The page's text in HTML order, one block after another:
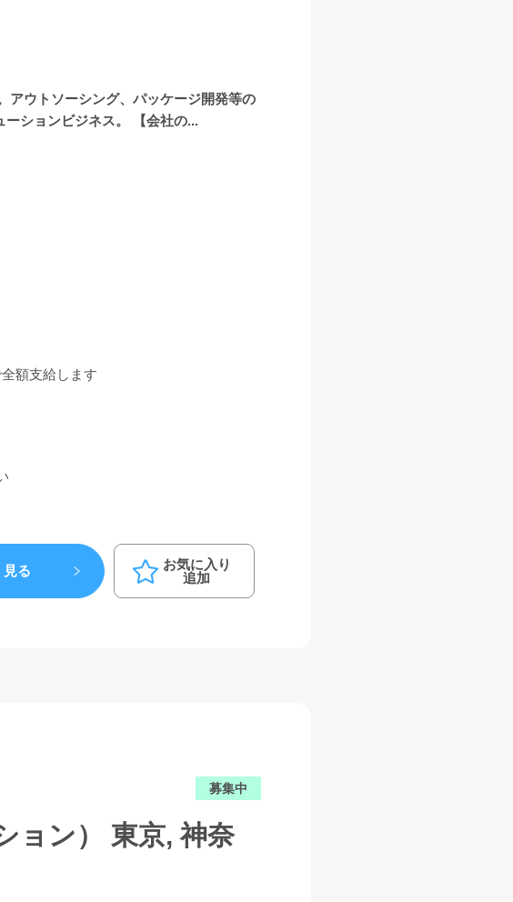
アウトソーシング、パッケージ開発等の
ションビジネス。 【会社の...
額支給します
見る
お気に入り
追加
募集中
ョン） 東京, 神奈